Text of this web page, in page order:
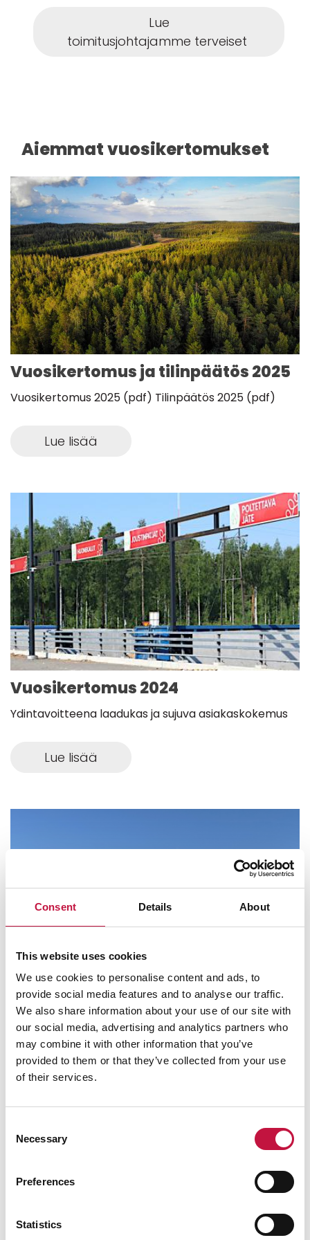
Consent Details About
This website uses cookies
We use cookies to personalise content and ads, to
provide social media features and to analyse our traffic.
We also share information about your use of our site with
our social media, advertising and analytics partners who
may combine it with other information that you’ve
provided to them or that they’ve collected from your use
of their services.
Selection
Necessary
Preferences
Statistics
Lue
toimitusjohtajamme terveiset
Aiemmat vuosikertomukset
Vuosikertomus ja tilinpäätös 2025
Vuosikertomus 2025 (pdf) Tilinpäätös 2025 (pdf)
Lue lisää
Vuosikertomus 2024
Ydintavoitteena laadukas ja sujuva asiakaskokemus
Lue lisää
Vuosikertomus 2023
Kontiokaaren itsepalveluasemalla joustavuutta
palveluaikoihin.